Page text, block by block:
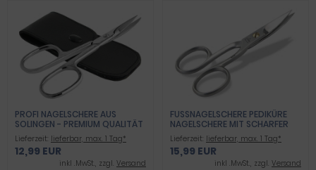
PROFI NAGELSCHERE AUS
SOLINGEN - PREMIUM QUALITÄT
MIT GEBOGENER
SCHNITTFLÄCHE - EXTRA
SCHARFE SCHNEIDEN INKLUSIVE
Lieferzeit: lieferbar, max. 1 Tag*
12,99 EUR
inkl .MwSt., zzgl. Versand
FUSSNAGELSCHERE PEDIKÜRE N
AGELSCHERE MIT SCHARFER M
IKROVERZAHNTER S
CHNITTFLÄCHE - SCHERE AUS H
OCHWERTIGEM ROSTFREIEM E
DELSTAHL FÜR EXTRA DICKE S
Lieferzeit: lieferbar, max. 1 Tag*
15,99 EUR
inkl .MwSt., zzgl. Versand